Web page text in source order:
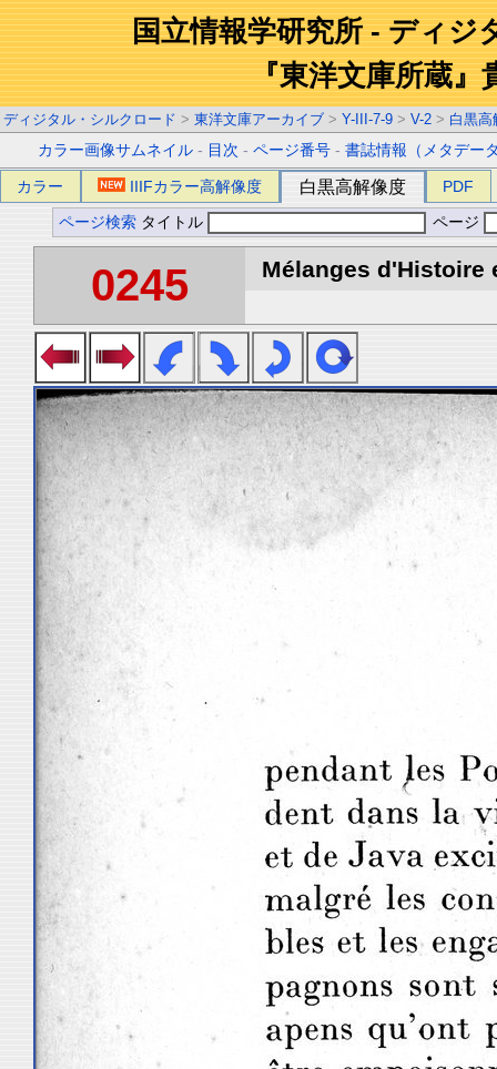
国立情報学研究所 - ディジ
『東洋文庫所蔵』
ディジタル・シルクロード > 東洋文庫アーカイブ > Y-III-7-9 > V-2 > 白黒高
カラー画像サムネイル - 目次 -ページ番号 -書誌情報（メタデー
カラー IIIFカラー高解像度 白黒高解像度 PDF
ページ検索 タイトル ページ
0245 Mélanges d'Histoire